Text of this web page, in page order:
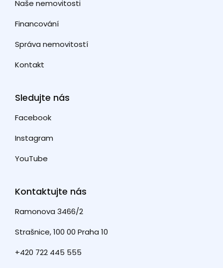
Naše nemovitosti
Financování
Správa nemovitostí
Kontakt
Sledujte nás
Facebook
Instagram
YouTube
Kontaktujte nás
Ramonova 3466/2
Strašnice, 100 00 Praha 10
+420 722 445 555